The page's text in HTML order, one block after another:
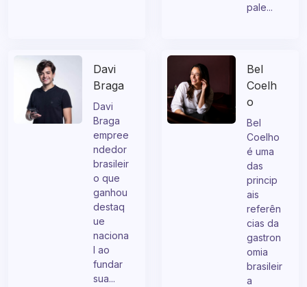
pale...
Davi
Braga
Davi
Braga
empree
ndedor
brasileir
o que
ganhou
destaq
ue
naciona
l ao
fundar
sua...
Bel
Coelh
o
Bel
Coelho
é uma
das
princip
ais
referên
cias da
gastron
omia
brasileir
a